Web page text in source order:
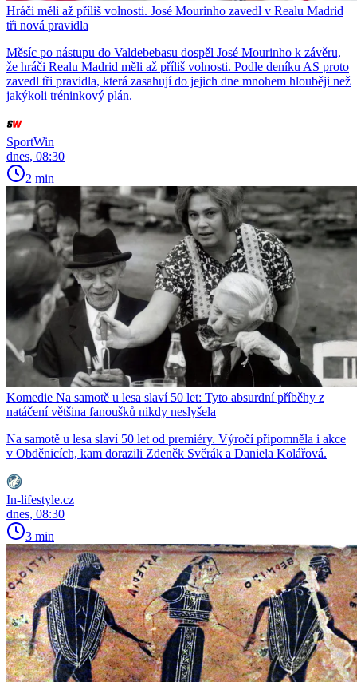
Hráči měli až příliš volnosti. José Mourinho zavedl v Realu Madrid
tři nová pravidla
Měsíc po nástupu do Valdebebasu dospěl José Mourinho k závěru,
že hráči Realu Madrid měli až příliš volnosti. Podle deníku AS proto
zavedl tři pravidla, která zasahují do jejich dne mnohem hlouběji než
jakýkoli tréninkový plán.
SportWin
dnes, 08:30
2 min
Komedie Na samotě u lesa slaví 50 let: Tyto absurdní příběhy z
natáčení většina fanoušků nikdy neslyšela
Na samotě u lesa slaví 50 let od premiéry. Výročí připomněla i akce
v Obděnicích, kam dorazili Zdeněk Svěrák a Daniela Kolářová.
In-lifestyle.cz
dnes, 08:30
3 min